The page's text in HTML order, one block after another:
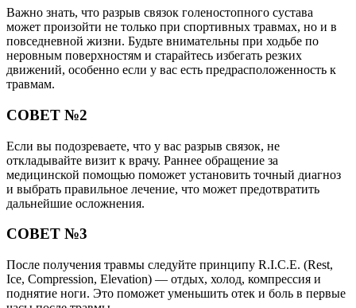
Важно знать, что разрыв связок голеностопного сустава
может произойти не только при спортивных травмах, но и в
повседневной жизни. Будьте внимательны при ходьбе по
неровным поверхностям и старайтесь избегать резких
движений, особенно если у вас есть предрасположенность к
травмам.
СОВЕТ №2
Если вы подозреваете, что у вас разрыв связок, не
откладывайте визит к врачу. Раннее обращение за
медицинской помощью поможет установить точный диагноз
и выбрать правильное лечение, что может предотвратить
дальнейшие осложнения.
СОВЕТ №3
После получения травмы следуйте принципу R.I.C.E. (Rest,
Ice, Compression, Elevation) — отдых, холод, компрессия и
поднятие ноги. Это поможет уменьшить отек и боль в первые